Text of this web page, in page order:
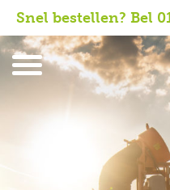
Snel bestellen? Bel